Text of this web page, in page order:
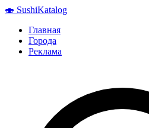
🍣 SushiKatalog
Главная
Города
Реклама